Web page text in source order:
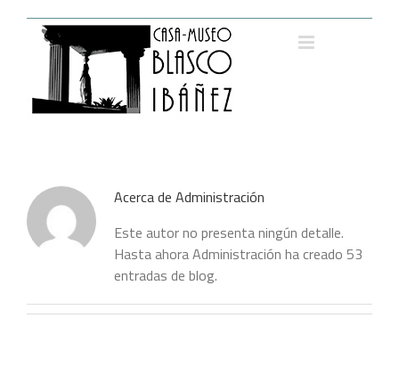
contenido
Acerca de Administración
Este autor no presenta ningún detalle.
Hasta ahora Administración ha creado 53
entradas de blog.